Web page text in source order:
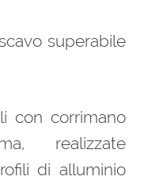
superabile
con corrimano
realizzate
di alluminio